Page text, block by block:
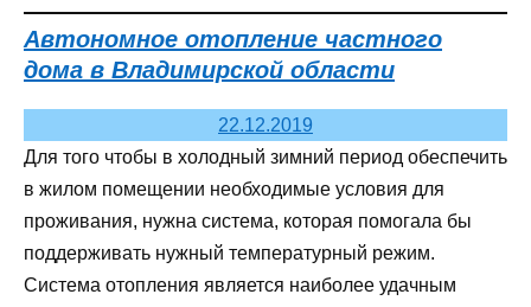
Автономное отопление частного
дома в Владимирской области
22.12.2019
Для того чтобы в холодный зимний период обеспечить
в жилом помещении необходимые условия для
проживания, нужна система, которая помогала бы
поддерживать нужный температурный режим.
Система отопления является наиболее удачным